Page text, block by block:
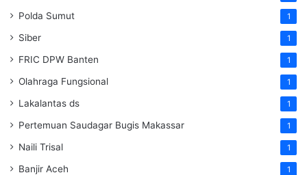
Polda Sumut 1
Siber 1
FRIC DPW Banten 1
Olahraga Fungsional 1
Lakalantas ds 1
Pertemuan Saudagar Bugis Makassar 1
Naili Trisal 1
Banjir Aceh 1